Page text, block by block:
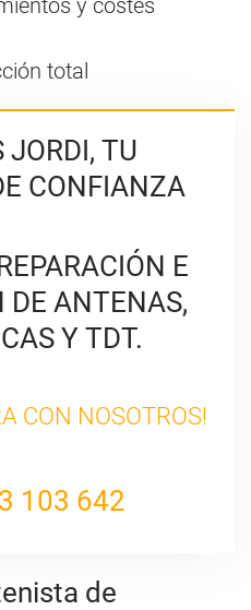
total
TU
CONFIANZA
E
DE ANTENAS,
Y TDT.
CON NOSOTROS!
103 642
de